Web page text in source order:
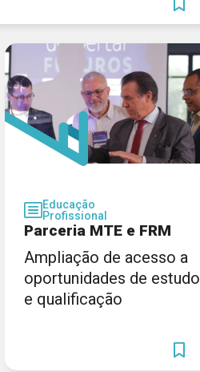
Educação
Profissional
Parceria MTE e FRM
Ampliação de acesso a
oportunidades de estudo
e qualificação